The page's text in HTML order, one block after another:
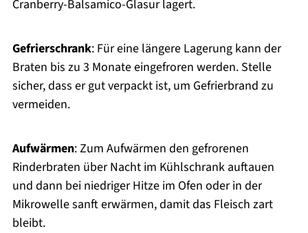
Cranberry-Balsamico-Glasur lagert.
Gefrierschrank: Für eine längere Lagerung kann der
Braten bis zu 3 Monate eingefroren werden. Stelle
sicher, dass er gut verpackt ist, um Gefrierbrand zu
vermeiden.
Aufwärmen: Zum Aufwärmen den gefrorenen
Rinderbraten über Nacht im Kühlschrank auftauen
und dann bei niedriger Hitze im Ofen oder in der
Mikrowelle sanft erwärmen, damit das Fleisch zart
bleibt.